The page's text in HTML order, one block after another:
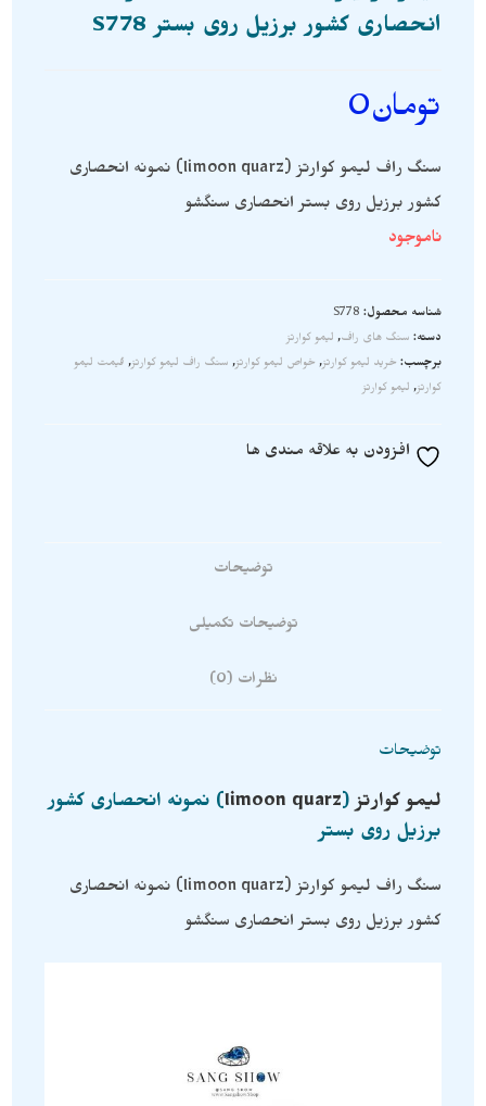
انحصاری کشور برزیل روی بستر S778
تومان0
سنگ راف لیمو کوارتز (limoon quarz) نمونه انحصاری
کشور برزیل روی بستر انحصاری سنگشو
ناموجود
شناسه محصول: S778
دسته: سنگ های راف, لیمو کوارتز
برچسب: خرید لیمو کوارتز, خواص لیمو کوارتز, سنگ راف لیمو کوارتز, قیمت لیمو
کوارتز, لیمو کوارتز
افزودن به علاقه مندی ها
توضیحات
توضیحات تکمیلی
نظرات (0)
توضیحات
لیمو کوارتز (
limoon quarz) نمونه انحصاری کشور
برزیل روی بستر
سنگ راف لیمو کوارتز (limoon quarz) نمونه انحصاری
کشور برزیل روی بستر انحصاری سنگشو